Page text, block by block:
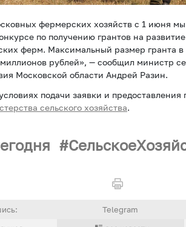
фермерских хозяйств с 1 июня
по получению грантов на
ферм. Максимальный размер гранта
рублей», — сообщил министр
Московской области Андрей Разин.
подачи заявки и предоставления
сельского хозяйства.